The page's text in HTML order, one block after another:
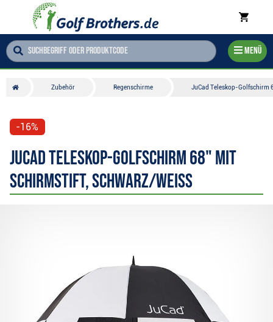
Menü
Zubehör Regenschirme JuCad Teleskop-Golfschirm
-16%
JuCad Teleskop-Golfschirm 68" mit
Schirmstift, schwarz/weiss